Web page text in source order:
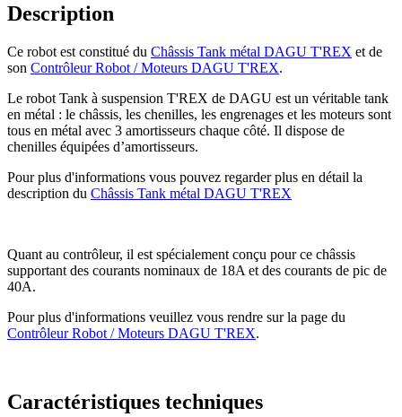
Description
Ce robot est constitué du Châssis Tank métal DAGU T'REX et de
son Contrôleur Robot / Moteurs DAGU T'REX.
Le robot Tank à suspension T'REX de DAGU est un véritable tank
en métal : le châssis, les chenilles, les engrenages et les moteurs sont
tous en métal avec 3 amortisseurs chaque côté. Il dispose de
chenilles équipées d’amortisseurs.
Pour plus d'informations vous pouvez regarder plus en détail la
description du Châssis Tank métal DAGU T'REX
Quant au contrôleur, il est spécialement conçu pour ce châssis
supportant des courants nominaux de 18A et des courants de pic de
40A.
Pour plus d'informations veuillez vous rendre sur la page du
Contrôleur Robot / Moteurs DAGU T'REX.
Caractéristiques techniques